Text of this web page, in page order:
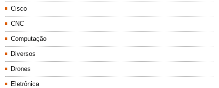
Cisco
CNC
Computação
Diversos
Drones
Eletrônica